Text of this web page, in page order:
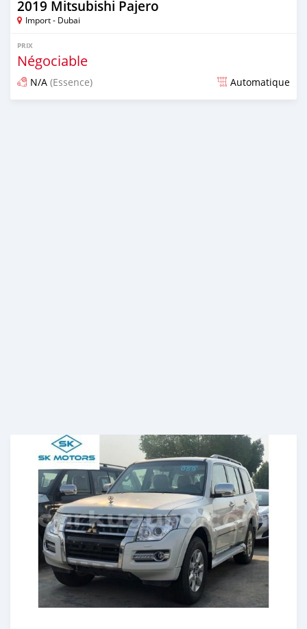
2019 Mitsubishi Pajero
Import - Dubai
PRIX
Négociable
N/A (Essence) Automatique